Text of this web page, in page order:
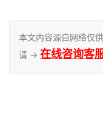
本文内容源自网络仅
请 → 在线咨询客